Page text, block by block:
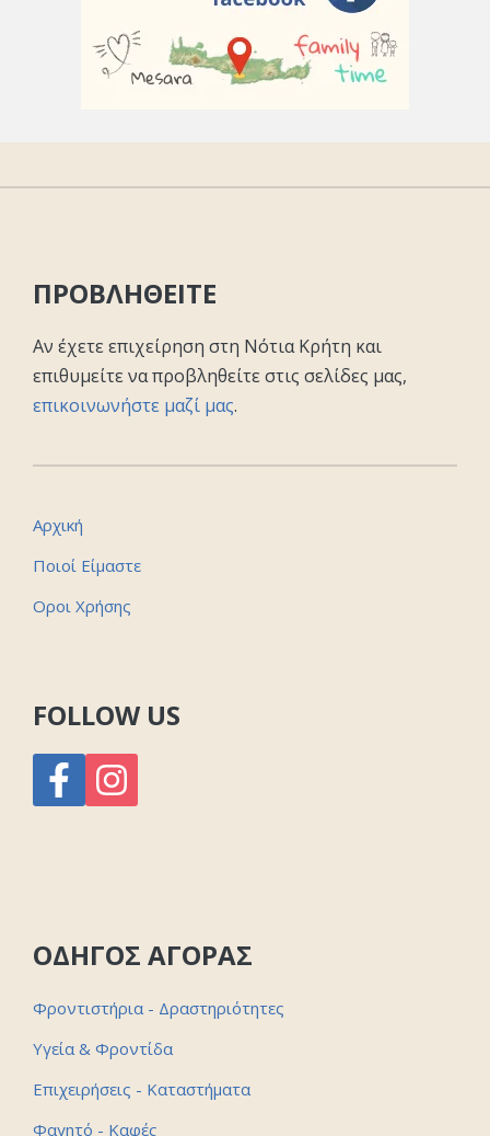
ΠΡΟΒΛΗΘΕΙΤΕ
Αν έχετε επιχείρηση στη Νότια Κρήτη και
επιθυμείτε να προβληθείτε στις σελίδες μας,
επικοινωνήστε μαζί μας.
Αρχική
Ποιοί Είμαστε
Οροι Χρήσης
FOLLOW US
ΟΔΗΓΟΣ ΑΓΟΡΑΣ
Φροντιστήρια - Δραστηριότητες
Υγεία & Φροντίδα
Επιχειρήσεις - Καταστήματα
Φαγητό - Καφές